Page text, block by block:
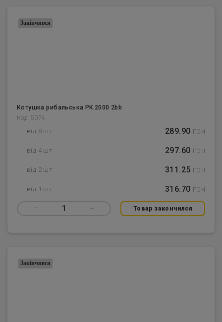
Котушка рибальська PK 2000 2bb
Код: 5074
від 8 шт 289.90 грн
від 4 шт 297.60 грн
від 2 шт 311.25 грн
від 1 шт 316.70 грн
– 1 + Товар закончился
Закінчився
Закінчився